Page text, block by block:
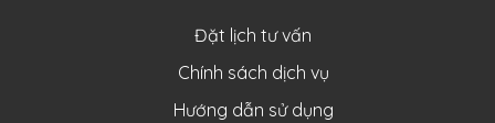
Đặt lịch tư vấn
Chính sách dịch vụ
Hướng dẫn sử dụng